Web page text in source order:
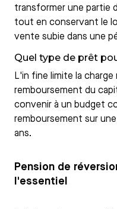
transformer une partie
tout en conservant le
vente subie dans une
Quel type de prêt
L'in fine limite la
remboursement du
convenir à un budget
remboursement sur
ans.
Pension de
l'essentiel